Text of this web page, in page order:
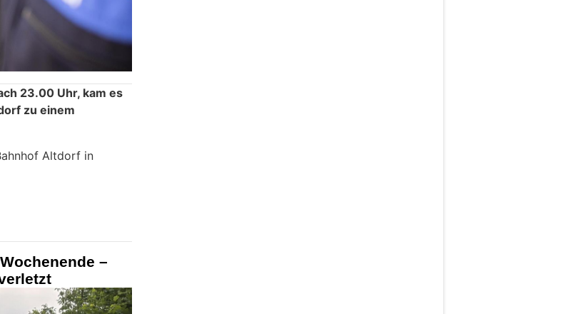
23.00 Uhr, kam es
zu einem
Altdorf in
–